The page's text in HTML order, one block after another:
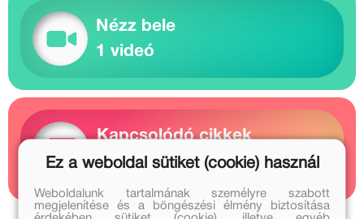
Nézz bele
1 videó
Kapcsolódó cikkek
1 cikk
Ez a weboldal sütiket (cookie) használ
Weboldalunk tartalmának személyre szabott
megjelenítése és a böngészési élmény biztosítása